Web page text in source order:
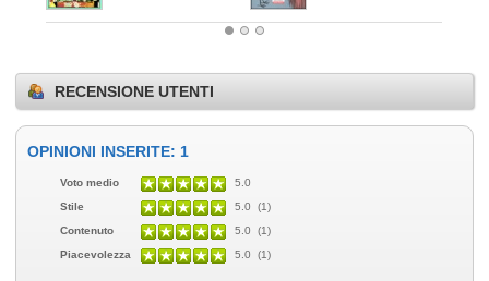
RECENSIONE UTENTI
OPINIONI INSERITE: 1
Voto medio
5.0
Stile
5.0 (1)
Contenuto
5.0 (1)
Piacevolezza
5.0 (1)